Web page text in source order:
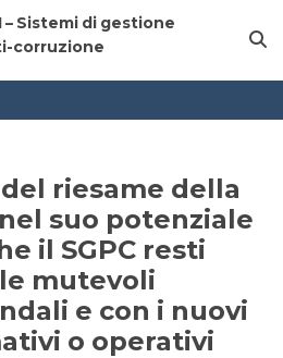
riesame della
suo potenziale
il SGPC resti
mutevoli
e con i nuovi
o operativi